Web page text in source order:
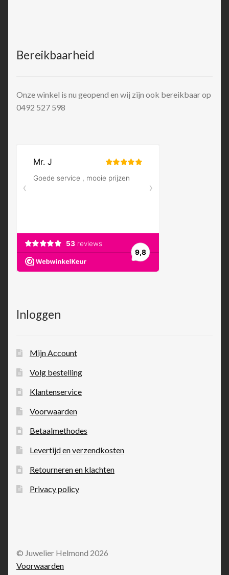
Bereikbaarheid
Onze winkel is nu geopend en wij zijn ook bereikbaar op
0492 527 598
Inloggen
Mijn Account
Volg bestelling
Klantenservice
Voorwaarden
Betaalmethodes
Levertijd en verzendkosten
Retourneren en klachten
Privacy policy
© Juwelier Helmond 2026
Voorwaarden